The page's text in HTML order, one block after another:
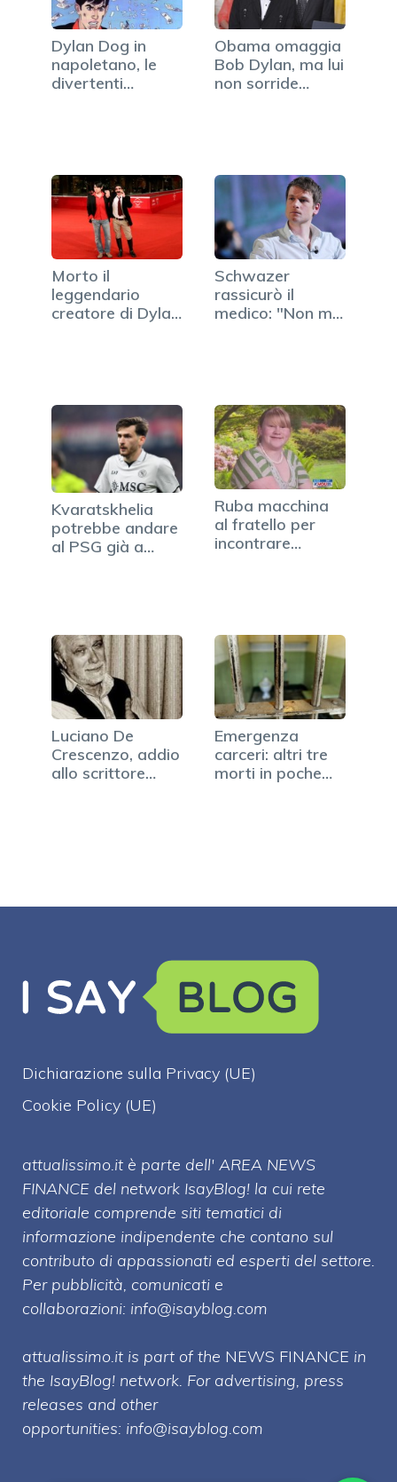
Dylan Dog in
napoletano, le
divertenti
Obama omaggia
Bob Dylan, ma lui
non sorride
Morto il
leggendario
creatore di Dylan
Schwazer
rassicurò il
medico: "Non mi
Kvaratskhelia
potrebbe andare
al PSG già a
Ruba macchina
al fratello per
incontrare
Luciano De
Crescenzo, addio
allo scrittore
Emergenza
carceri: altri tre
morti in poche
Dichiarazione sulla Privacy (UE)
Cookie Policy (UE)
attualissimo.it è parte dell' AREA NEWS
FINANCE del network IsayBlog! la cui rete
editoriale comprende siti tematici di
informazione indipendente che contano sul
contributo di appassionati ed esperti del settore.
Per pubblicità, comunicati e
collaborazioni: info@isayblog.com
attualissimo.it is part of the NEWS FINANCE in
the IsayBlog! network. For advertising, press
releases and other
opportunities: info@isayblog.com